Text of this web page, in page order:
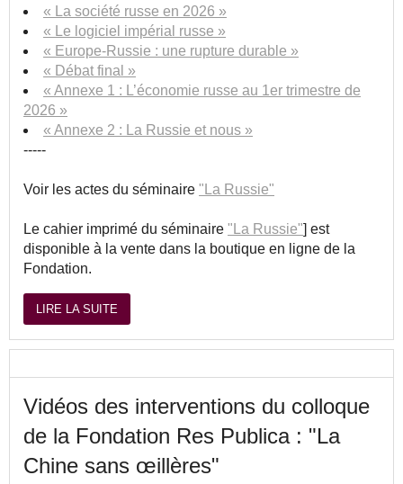
« La société russe en 2026 »
« Le logiciel impérial russe »
« Europe-Russie : une rupture durable »
« Débat final »
« Annexe 1 : L’économie russe au 1er trimestre de
2026 »
« Annexe 2 : La Russie et nous »
-----
Voir les actes du séminaire "La Russie"
Le cahier imprimé du séminaire "La Russie"] est
disponible à la vente dans la boutique en ligne de la
Fondation.
LIRE LA SUITE
Vidéos des interventions du colloque
de la Fondation Res Publica : "La
Chine sans œillères"